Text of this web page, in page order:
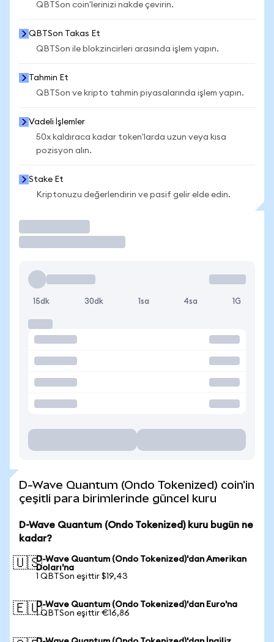
QBTSon coin'lerinizi nakde çevirin.
QBTSon Takas Et
QBTSon ile blokzincirleri arasında işlem yapın.
Tahmin Et
QBTSon ve kripto tahmin piyasalarında işlem yapın.
Vadeli İşlemler
50x kaldıraca kadar token'larda uzun veya kısa
pozisyon alın.
Stake Et
Kriptonuzu değerlendirin ve pasif gelir elde edin.
15dk 30dk 1sa 4sa 1G
D-Wave Quantum (Ondo Tokenized) coin'in
çeşitli para birimlerinde güncel kuru
D-Wave Quantum (Ondo Tokenized) kuru bugün ne
kadar?
🇺🇸D-Wave Quantum (Ondo Tokenized)'dan Amerikan
Doları'na
1 QBTSon eşittir $19,43
🇪🇺D-Wave Quantum (Ondo Tokenized)'dan Euro'na
1 QBTSon eşittir €16,86